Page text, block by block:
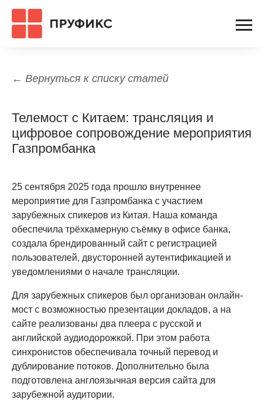
← Вернуться к списку статей
Телемост с Китаем: трансляция и
цифровое сопровождение мероприятия
Газпромбанка
25 сентября 2025 года прошло внутреннее
мероприятие для Газпромбанка с участием
зарубежных спикеров из Китая. Наша команда
обеспечила трёхкамерную съёмку в офисе банка,
создала брендированный сайт с регистрацией
пользователей, двусторонней аутентификацией и
уведомлениями о начале трансляции.
Для зарубежных спикеров был организован онлайн-
мост с возможностью презентации докладов, а на
сайте реализованы два плеера с русской и
английской аудиодорожкой. При этом работа
синхронистов обеспечивала точный перевод и
дублирование потоков. Дополнительно была
подготовлена англоязычная версия сайта для
зарубежной аудитории.